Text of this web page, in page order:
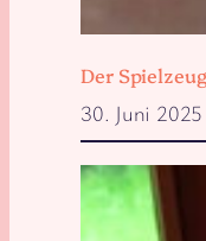
Der
30. Juni 2025